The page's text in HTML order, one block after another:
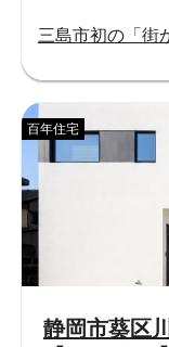
三島市初の「街
静岡市葵区
百年住宅